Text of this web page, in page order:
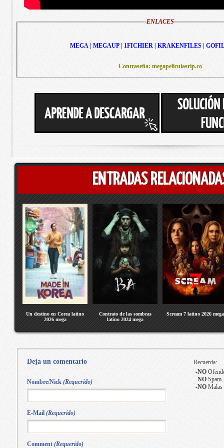
ENLACES
MEGA | MEGAUP | 1FICHIER | KRAKENFILES |
Contraseña: megapeliculasrip.co
ENTRADAS
Un destino en Corea latino
2026 mega
Contrato de las sombras
latino 2024 mega
Scream 7 latino 2026 mega
Deja un comentario
Comment (Requerido)
Recuerda:
-NO
-NOSpam.
-NOMalas
Nombre/Nick (Requerido)
E-Mail (Requerido)